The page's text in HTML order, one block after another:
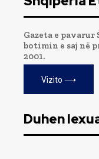
Gazeta e
botimin e saj në
2001.
Vizito ⟶
Duhen